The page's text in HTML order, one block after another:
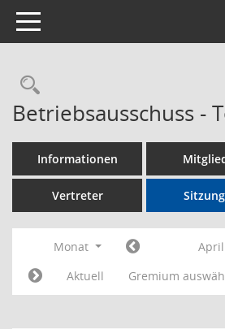
Toggle navigation
Rechercheauswahl
Betriebsausschuss -
Informationen
Vertreter
Monat April
Aktuell
Gremium